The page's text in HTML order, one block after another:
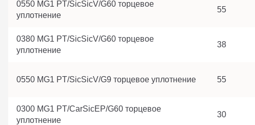
0550 MG1 PT/SicSicV/G60 торцевое
уплотнение
55
0380 MG1 PT/SicSicV/G60 торцевое
уплотнение
38
0550 MG1 PT/SicSicV/G9 торцевое уплотнение 55
0300 MG1 PT/CarSicEP/G60 торцевое
уплотнение
30